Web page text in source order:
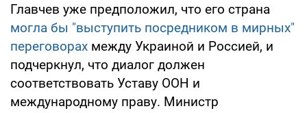
Главчев уже предположил, что его страна
могла бы "выступить посредником в мирных"
переговорах между Украиной и Россией, и
подчеркнул, что диалог должен
соответствовать Уставу ООН и
международному праву. Министр